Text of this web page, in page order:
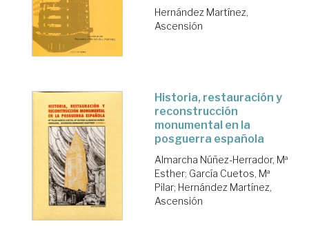
Hernández Martínez,
Ascensión
Historia, restauración y
reconstrucción
monumental en la
posguerra española
Almarcha Núñez-Herrador, Mª
Esther; García Cuetos, Mª
Pilar; Hernández Martínez,
Ascensión